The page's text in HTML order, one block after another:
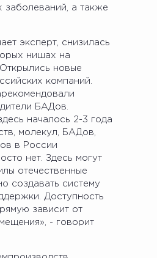
заболеваний, а также
эксперт, снизилась
нишах на
новые
компаний.
БАДов.
началось 2-3 года
молекул, БАДов,
в России
нет. Здесь могут
отечественные
создавать систему
Доступность
зависит от
- говорит